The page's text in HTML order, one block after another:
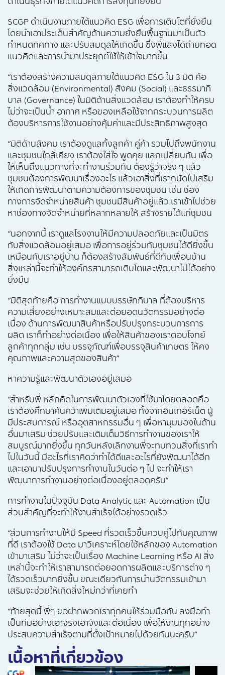
SCGP ดำเนินงานภายใต้แนวคิด ESG เพื่อการเติบโตที่ยั่งยืน
โดยนำเอาประเด็นสำคัญด้านความยั่งยืนพื้นฐานมาเป็นตัว
กำหนดทิศทาง และปรับสมดุลให้เกิดขึ้น ซึ่งพี่แสงได้ถ่ายทอด
แนวคิดและการนำมาประยุกต์ใช้ให้เข้าใจมากขึ้น
“เราต้องสร้างความสมดุลภายใต้แนวคิด ESG ใน 3 มิติ คือ
สิ่งแวดล้อม (Environmental) สังคม (Social) และธรรมาภิ
บาล (Governance) ในมิติด้านสิ่งแวดล้อม เราต้องทำให้ครบ
ไม่ว่าจะเป็นน้ำ อากาศ หรือของเหลือใช้จากกระบวนการผลิต
ต้องบริหารการใช้งานอย่างคุ้มค่าและมีประสิทธิภาพสูงสุด
“มิติด้านสังคม เราต้องดูแลทั้งลูกค้า คู่ค้า รวมไปถึงพนักงาน
และชุมชนใกล้เคียง เราต้องใส่ใจ พูดคุย แลกเปลี่ยนกัน เพื่อ
ให้เห็นถึงแนวทางที่จะทำงานร่วมกัน ต้องรู้ว่าจริง ๆ แล้ว
ชุมชนต้องการพัฒนาเรื่องอะไร แล้วเอาสิ่งที่เราถนัดไปเสริม
ให้เกิดการพัฒนาตามความต้องการของชุมชน เช่น ช่อง
ทางการจัดจำหน่ายสินค้า ชุมชนมีสินค้าอยู่แล้ว เราเข้าไปช่วย
หาช่องทางจัดจำหน่ายที่หลากหลายให้ สร้างรายได้แก่ชุมชน
“นอกจากนี้ เราดูแลโรงงานให้มีความปลอดภัยและเป็นมิตร
กับสิ่งแวดล้อมอยู่เสมอ เพื่อการอยู่ร่วมกับชุมชนได้ดียิ่งขึ้น
เหมือนกับเราอยู่บ้าน ก็ต้องสร้างสัมพันธ์ที่ดีกับเพื่อนบ้าน
สิ่งเหล่านี้จะทำให้องค์กรสามารถเติบโตและพัฒนาไปได้อย่าง
ยั่งยืน
“มิติสุดท้ายคือ การทำงานแบบบรรษัทภิบาล ที่ต้องบริหาร
ความเสี่ยงอย่างเหมาะสมและต่อยอดนวัตกรรมอย่างต่อ
เนื่อง ด้านการพัฒนาสินค้าหรือปรับปรุงกระบวนการการ
ผลิต เราก็ทำอย่างต่อเนื่อง เพื่อให้สินค้าของเราตอบโจทย์
ลูกค้าทุกกลุ่ม เช่น บรรจุภัณฑ์เพื่อบรรจุสินค้าเกษตร ให้คง
คุณภาพและความสุดของสินค้า”
หาความรู้และพัฒนาตัวเองอยู่เสมอ
“สำหรับพี่ หลักคิดในการพัฒนาตัวเองที่ใช้มาโดยตลอดคือ
เราต้องศึกษาค้นคว้าเพิ่มเติมอยู่เสมอ ทั้งจากอินเทอร์เน็ต ผู้
มีประสบการณ์ หรืออุตสาหกรรมอื่น ๆ เพื่อหามุมมองในด้าน
อื่นมาเสริม ช่วยปรับและเติมเต็มวิธีการทำงานของเราให้
สมบูรณ์มากยิ่งขึ้น ทุกวันหลังเลิกงานพี่จะทบทวนสิ่งที่เราทำ
ไปในวันนี้ มีอะไรที่เราคิดว่าทำได้ดีและอะไรที่ยังพัฒนาได้อีก
และเอามาปรับปรุงการทำงานในวันต่อ ๆ ไป จะทำให้เรา
พัฒนาการทำงานอย่างต่อเนื่องอยู่ตลอดครับ”
การทำงานในปัจจุบัน Data Analytic และ Automation เป็น
ส่วนสำคัญที่จะทำให้งานสำเร็จได้อย่างรวดเร็ว
“ส่วนการทำงานให้มี Speed ที่รวดเร็วขึ้นควบคู่ไปกับคุณภาพ
ที่ดี เราต้องใช้ Data มาวิเคราะห์โดยใช้หลักของ Automation
เข้ามาเสริม ไม่ว่าจะเป็นเรื่อง Machine Learning หรือ AI สิ่ง
เหล่านี้จะทำให้เราสามารถต่อยอดการผลิตและบริการต่าง ๆ
ได้รวดเร็วมากยิ่งขึ้น ขณะเดียวกันการนำนวัตกรรมเข้ามา
เสริมจะช่วยให้เกิดสิ่งใหม่กว่าที่เคยทำ
“ท้ายสุดนี้ พี่ๆ ขอฝากพวกเราทุกคนให้ร่วมมือกัน ลงมือทำ
เป็นทีมอย่างเอาจริงเอาจังและต่อเนื่อง เพื่อให้งานทุกอย่าง
ประสบความสำเร็จตามที่ตั้งเป้าหมายไปด้วยกันนะครับ”
เนื้อหาที่เกี่ยวข้อง